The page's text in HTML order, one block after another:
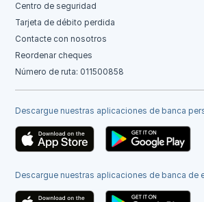
Centro de seguridad
Tarjeta de débito perdida
Contacte con nosotros
Reordenar cheques
Número de ruta: 011500858
Descargue nuestras aplicaciones de banca
Descargue nuestras aplicaciones de banca de